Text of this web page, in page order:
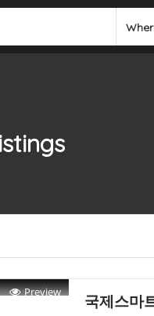
Preview 국제스마